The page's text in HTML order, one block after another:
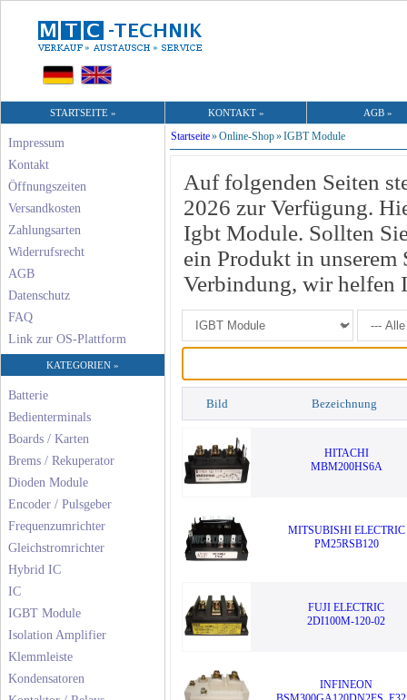
STARTSEITE » KONTAKT » AGB »
Impressum
Kontakt
Öffnungszeiten
Versandkosten
Zahlungsarten
Widerrufsrecht
AGB
Datenschutz
FAQ
Link zur OS-Plattform
KATEGORIEN »
Batterie
Bedienterminals
Boards / Karten
Brems / Rekuperator
Dioden Module
Encoder / Pulsgeber
Frequenzumrichter
Gleichstromrichter
Hybrid IC
IC
IGBT Module
Isolation Amplifier
Klemmleiste
Kondensatoren
Startseite»Online-Shop»IGBT Module
Auf folgenden Seiten
2026 zur Verfügung.
Igbt Module. Sollten
ein Produkt in unserem
Verbindung, wir helfen
Bild Bezeichnung
HITACHI
MBM200HS6A
MITSUBISHI ELECTRIC
PM25RSB120
FUJI ELECTRIC
2DI100M-120-02
INFINEON